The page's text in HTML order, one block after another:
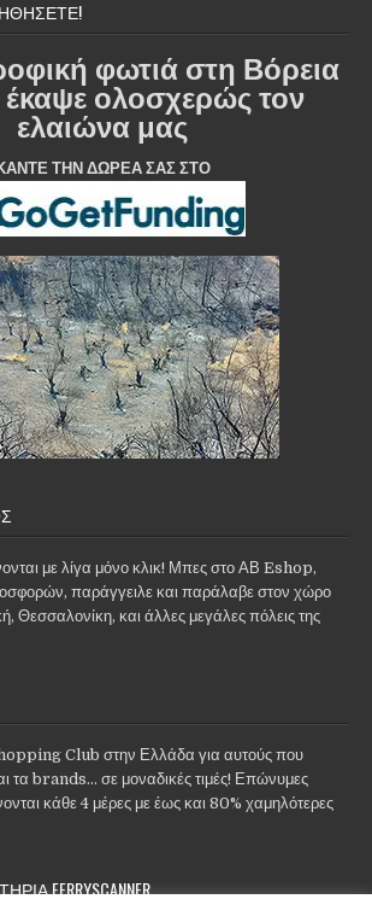
φωτιά στη Βόρεια
ολοσχερώς τον
ελαιώνα μας
ΤΗΝ ΔΩΡΕΑ ΣΑΣ ΣΤΟ
με λίγα μόνο κλικ! Μπες στο ΑΒ Eshop,
παράγγειλε και παράλαβε στον χώρο
Θεσσαλονίκη, και άλλες μεγάλες πόλεις της
Club στην Ελλάδα για αυτούς που
τα brands... σε μοναδικές τιμές! Επώνυμες
κάθε 4 μέρες με έως και 80% χαμηλότερες
FERRYSCANNER